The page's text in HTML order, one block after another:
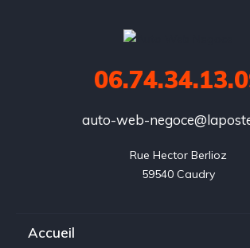
auto-web-
Rue Hector Berlioz
59540 Caudry
Accueil